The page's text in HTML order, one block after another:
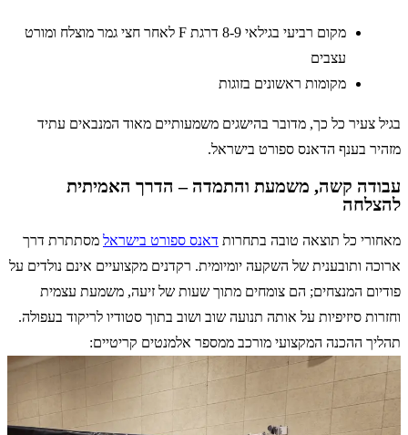
מקום רביעי בגילאי 8-9 דרגת F לאחר חצי גמר מוצלח ומורט
עצבים
מקומות ראשונים בזוגות
בגיל צעיר כל כך, מדובר בהישגים משמעותיים מאוד המנבאים עתיד
מזהיר בענף הדאנס ספורט בישראל.
עבודה קשה, משמעת והתמדה – הדרך האמיתית
להצלחה
מאחורי כל תוצאה טובה בתחרות דאנס ספורט בישראל מסתתרת דרך
ארוכה ותובענית של השקעה יומיומית. רקדנים מקצועיים אינם נולדים על
פודיום המנצחים; הם צומחים מתוך שעות של זיעה, משמעת עצמית
וחזרות סיזיפיות על אותה תנועה שוב ושוב בתוך סטודיו לריקוד בעפולה.
תהליך ההכנה המקצועי מורכב ממספר אלמנטים קריטיים: